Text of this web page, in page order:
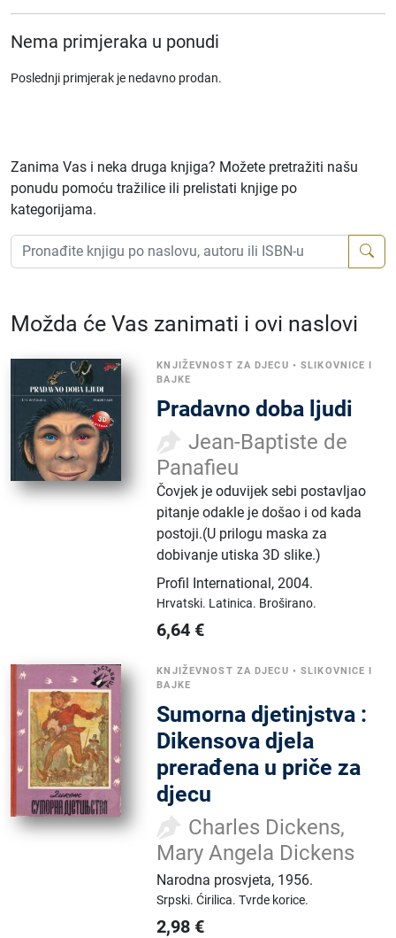
Nema primjeraka u ponudi
Poslednji primjerak je nedavno prodan.
Zanima Vas i neka druga knjiga? Možete pretražiti našu
ponudu pomoću tražilice ili prelistati knjige po
kategorijama.
Možda će Vas zanimati i ovi naslovi
KNJIŽEVNOST ZA DJECU •SLIKOVNICE I
BAJKE
Pradavno doba ljudi
Jean-Baptiste de
Panafieu
Čovjek je oduvijek sebi postavljao
pitanje odakle je došao i od kada
postoji.(U prilogu maska za
dobivanje utiska 3D slike.)
Profil International,2004.
Hrvatski. Latinica. Broširano.
6,64 €
KNJIŽEVNOST ZA DJECU •SLIKOVNICE I
BAJKE
Sumorna djetinjstva :
Dikensova djela
prerađena u priče za
djecu
Charles Dickens,
Mary Angela Dickens
Narodna prosvjeta, 1956.
Srpski.Ćirilica.Tvrde korice.
2,98 €